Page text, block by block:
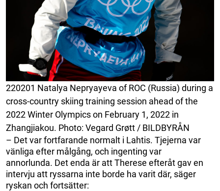
220201 Natalya Nepryayeva of ROC (Russia) during a
cross-country skiing training session ahead of the
2022 Winter Olympics on February 1, 2022 in
Zhangjiakou. Photo: Vegard Grøtt / BILDBYRÅN
– Det var fortfarande normalt i Lahtis. Tjejerna var
vänliga efter målgång, och ingenting var
annorlunda. Det enda är att Therese efteråt gav en
intervju att ryssarna inte borde ha varit där, säger
ryskan och fortsätter: